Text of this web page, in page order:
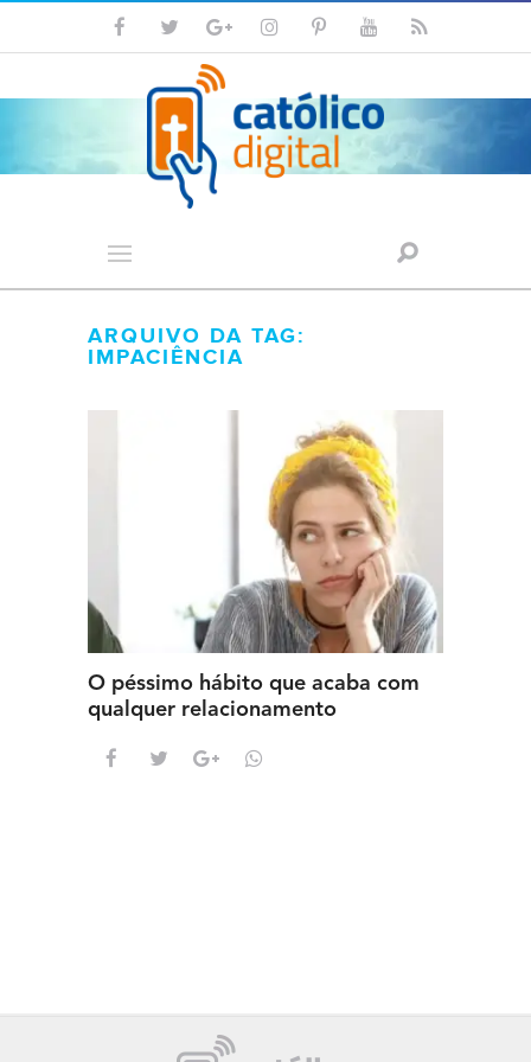
ARQUIVO DA TAG:
IMPACIÊNCIA
O péssimo hábito que acaba com
qualquer relacionamento